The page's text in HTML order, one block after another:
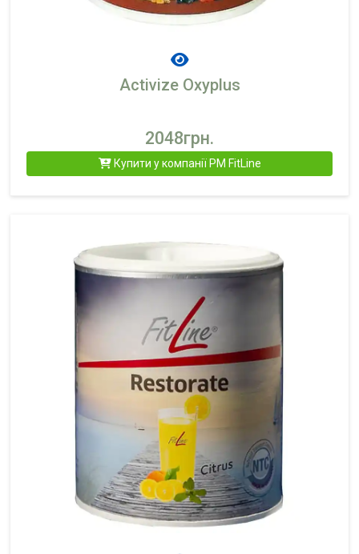
Activize Oxyplus
2048грн.
Купити у компанії PM FitLine